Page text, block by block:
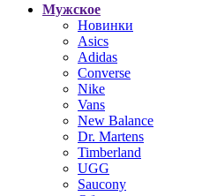
Мужское
Новинки
Asics
Adidas
Converse
Nike
Vans
New Balance
Dr. Martens
Timberland
UGG
Saucony